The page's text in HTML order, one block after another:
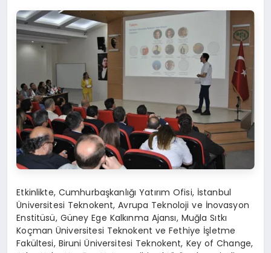
Etkinlikte, Cumhurbaşkanlığı Yatırım Ofisi, İstanbul
Üniversitesi Teknokent, Avrupa Teknoloji ve İnovasyon
Enstitüsü, Güney Ege Kalkınma Ajansı, Muğla Sıtkı
Koçman Üniversitesi Teknokent ve Fethiye İşletme
Fakültesi, Biruni Üniversitesi Teknokent, Key of Change,